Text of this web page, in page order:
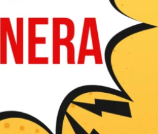
7 062.00€
Caractéristiques
La débroussailleuse à fléaux
coupe et de broyage
débroussailleuse à roues est
broussaille. Elle est équipée